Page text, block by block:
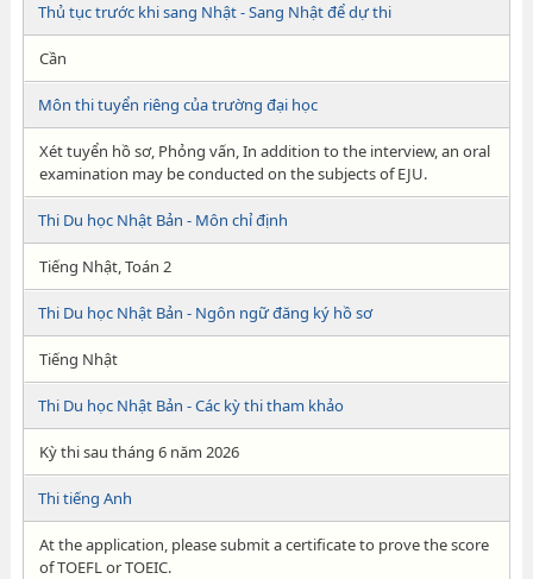
Thủ tục trước khi sang Nhật - Sang Nhật để dự thi
Cần
Môn thi tuyển riêng của trường đại học
Xét tuyển hồ sơ, Phỏng vấn, In addition to the interview, an oral
examination may be conducted on the subjects of EJU.
Thi Du học Nhật Bản - Môn chỉ định
Tiếng Nhật, Toán 2
Thi Du học Nhật Bản - Ngôn ngữ đăng ký hồ sơ
Tiếng Nhật
Thi Du học Nhật Bản - Các kỳ thi tham khảo
Kỳ thi sau tháng 6 năm 2026
Thi tiếng Anh
At the application, please submit a certificate to prove the score
of TOEFL or TOEIC.